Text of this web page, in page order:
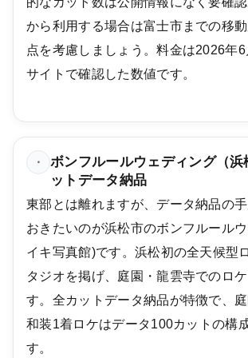
から利用する場合は富士市までの移
点を考慮しましょう。料金は2026年
サイトで確認した数値です。
・
ボンフルールウェディング（浜
ットデータ納品
東部とは離れますが、データ納品の
おきたいのが浜松市のボンフルール
イキ写真館)です。浜松初の全天候型
タジオを掲げ、庭園・龍雲寺でのロ
す。全カットデータ納品が特徴で、
和装1着ロケはデータ100カットの構
す。